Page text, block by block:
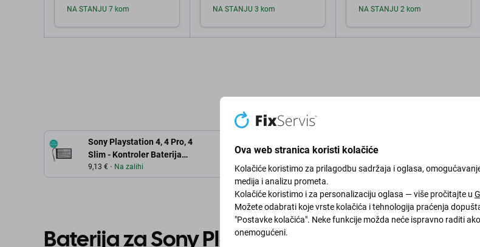
NA STANJU 7 kom NA STANJU 3 kom NA STANJU 2 kom
Sony Playstation 4, 4 Pro, 4
Slim - Kontroler Baterija
Dualshock 4 LIP1522
1300mAh HQ
9,13 € Na zalihi
Opis i specifikacija
Baterija za Sony Playstation 4 Slim
Ova web stranica koristi kolačiće
Kolačiće koristimo za prilagodbu sadržaja i oglasa,
medija i analizu prometa.
Kolačiće koristimo i za personalizaciju oglasa — više pročitajte u
Možete odabrati koje vrste kolačića i tehnologija praćenja
"Postavke kolačića". Neke funkcije možda neće ispravno raditi
onemogućeni.